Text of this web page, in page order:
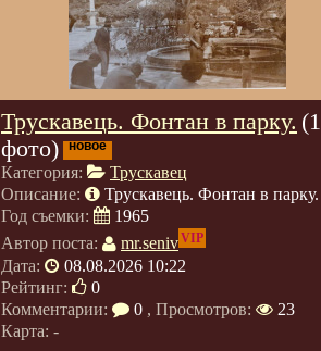
Трускавець. Фонтан в парку. (1
фото)
новое
Категория:
Трускавец
Описание:
Трускавець. Фонтан в парку.
Год съемки:
1965
Автор поста:
mr.senivVIP
Дата:
08.08.2026 10:22
Рейтинг:
0
Комментарии:
0 , Просмотров:
23
Карта: -